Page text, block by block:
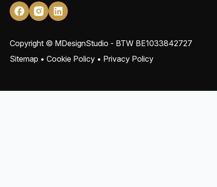
Copyright © MDesignStudio - BTW BE1033842727
Sitemap • Cookie Policy • Privacy Policy